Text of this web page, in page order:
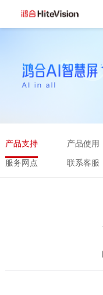
产品方案
关于鸿合
企业动态
联系我们
监督举报
鸿合海外
产品支持 产品使用
服务网点 联系客服